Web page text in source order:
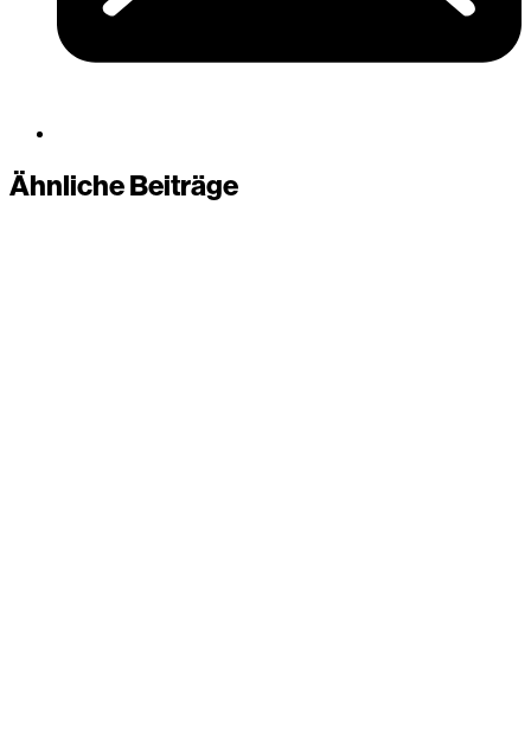
Ähnliche Beiträge